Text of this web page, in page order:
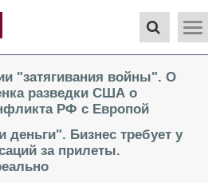
"затягивания войны". О
разведки США о
РФ с Европой
деньги". Бизнес требует у
за прилеты.